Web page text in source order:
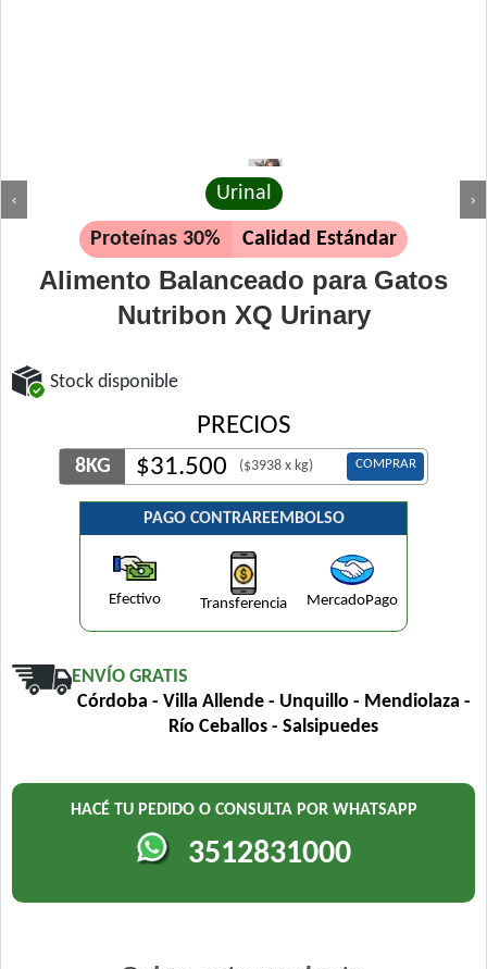
‹ ›
Urinal
Proteínas 30% Calidad Estándar
Alimento Balanceado para Gatos
Nutribon XQ Urinary
Stock disponible
PRECIOS
8KG $31.500 ($3938 x kg) COMPRAR
PAGO CONTRAREEMBOLSO
Efectivo Transferencia MercadoPago
ENVÍO GRATIS
Córdoba - Villa Allende - Unquillo - Mendiolaza -
Río Ceballos - Salsipuedes
HACÉ TU PEDIDO O CONSULTA POR WHATSAPP
3512831000